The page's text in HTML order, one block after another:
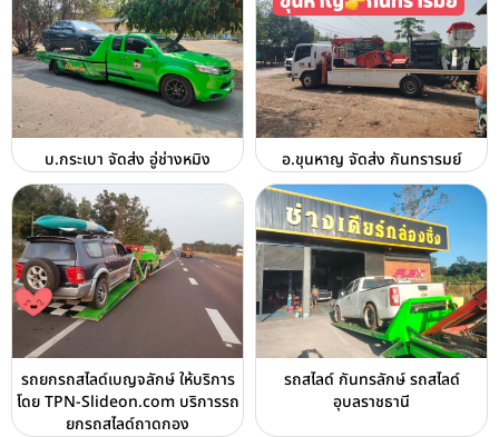
บ.กระเบา จัดส่ง อู่ช่างหมิง อ.ขุนหาญ จัดส่ง กันทรารมย์
รถยกรถสไลด์เบญจลักษ์ ให้บริการ
โดย TPN-Slideon.com บริการรถ
ยกรถสไลด์ถาดกอง
รถสไลด์ กันทรลักษ์ รถสไลด์
อุบลราชธานี